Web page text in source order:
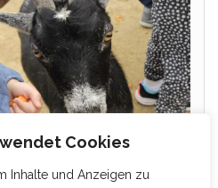
Cookies
Inhalte und Anzeigen zu